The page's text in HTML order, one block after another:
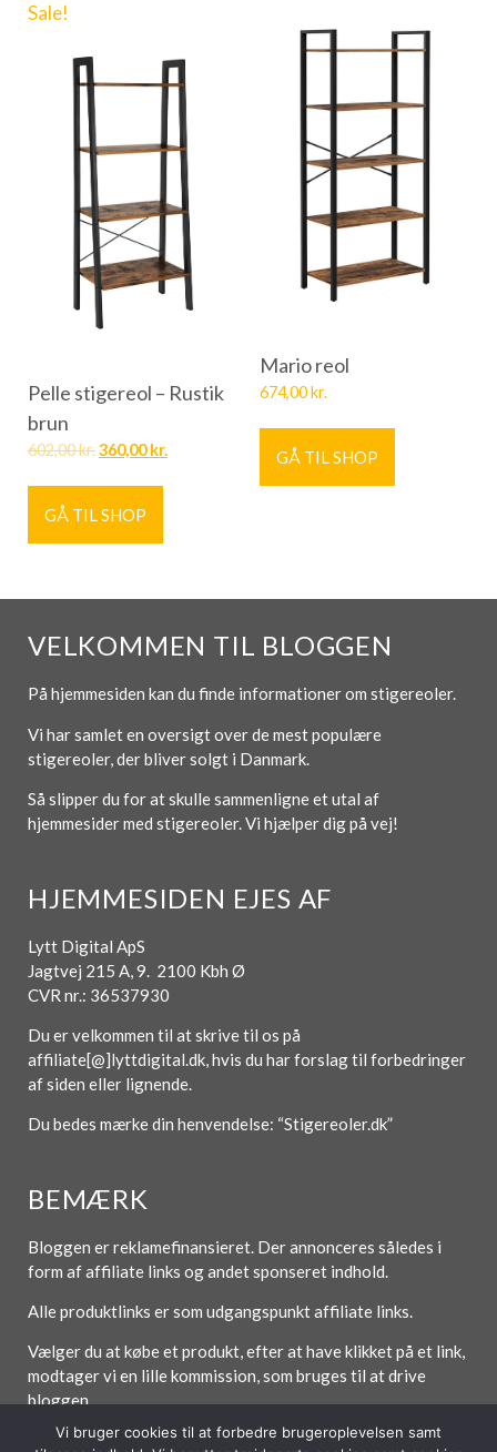
Sale!
Pelle stigereol – Rustik
brun
602,00kr.360,00kr.
GÅ TIL SHOP
Mario reol
674,00kr.
GÅ TIL SHOP
VELKOMMEN TIL BLOGGEN
På hjemmesiden kan du finde informationer om stigereoler.
Vi har samlet en oversigt over de mest populære
stigereoler, der bliver solgt i Danmark.
Så slipper du for at skulle sammenligne et utal af
hjemmesider med stigereoler. Vi hjælper dig på vej!
HJEMMESIDEN EJES AF
Lytt Digital ApS
Jagtvej 215 A, 9. 2100 Kbh Ø
CVR nr.: 36537930
Du er velkommen til at skrive til os på
affiliate[@]lyttdigital.dk, hvis du har forslag til forbedringer
af siden eller lignende.
Du bedes mærke din henvendelse: “Stigereoler.dk”
BEMÆRK
Bloggen er reklamefinansieret. Der annonceres således i
form af affiliate links og andet sponseret indhold.
Alle produktlinks er som udgangspunkt affiliate links.
Vælger du at købe et produkt, efter at have klikket på et link,
modtager vi en lille kommission, som bruges til at drive
bloggen.
Vi bruger cookies til at forbedre brugeroplevelsen samt